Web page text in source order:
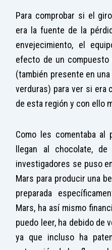
Para comprobar si el
era la fuente de la
envejecimiento, el
efecto de un compuesto
(también presente en
verduras) para ver si era
de esta región y con ello
Como les comentaba al
llegan al chocolate,
investigadores se puso
Mars para producir una
preparada
Mars, ha así mismo
puedo leer, ha debido de
ya que incluso ha